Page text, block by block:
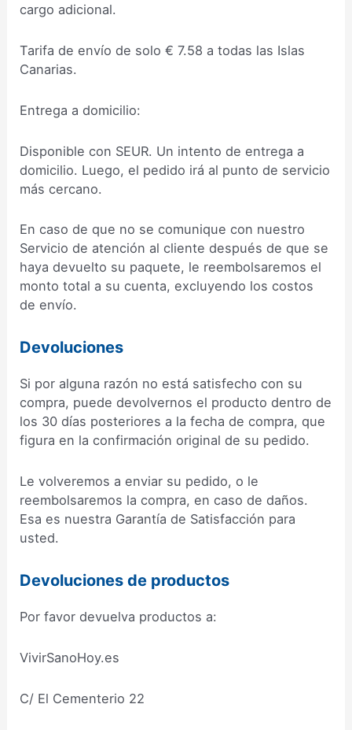
cargo adicional.
Tarifa de envío de solo € 7.58 a todas las Islas
Canarias.
Entrega a domicilio:
Disponible con SEUR. Un intento de entrega a
domicilio. Luego, el pedido irá al punto de servicio
más cercano.
En caso de que no se comunique con nuestro
Servicio de atención al cliente después de que se
haya devuelto su paquete, le reembolsaremos el
monto total a su cuenta, excluyendo los costos
de envío.
Devoluciones
Si por alguna razón no está satisfecho con su
compra, puede devolvernos el producto dentro de
los 30 días posteriores a la fecha de compra, que
figura en la confirmación original de su pedido.
Le volveremos a enviar su pedido, o le
reembolsaremos la compra, en caso de daños.
Esa es nuestra Garantía de Satisfacción para
usted.
Devoluciones de productos
Por favor devuelva productos a:
VivirSanoHoy.es
C/ El Cementerio 22